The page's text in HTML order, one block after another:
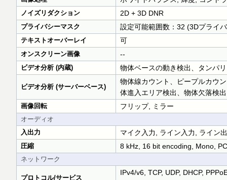
ノイズリダクション 2D + 3D DNR
プライバシーマスク 設定可能範囲数：32 (3Dプライ
テキストオーバーレイ 可
オンスクリーン画像 --
ビデオ分析 (内蔵) 物体ベースの動き検出、タンパ
ビデオ分析 (サーバーベース)
物体線カウント、ピープルカウ
体進入エリア検出、物体欠落検
画像回転 フリップ, ミラー
オーディオ
入出力
マイク入力, ライン入力, ライン
圧縮 8 kHz, 16 bit encoding, Mono,
ネットワーク
プロトコル/サービス
IPv4/v6, TCP, UDP, DHCP,